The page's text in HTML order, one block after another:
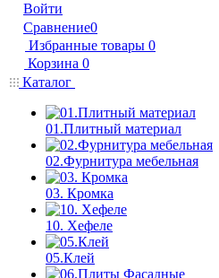
Войти
Сравнение0
Избранные товары 0
Корзина 0
Каталог
01.Плитный материал
02.Фурнитура мебельная
03. Кромка
10. Хефеле
05.Клей